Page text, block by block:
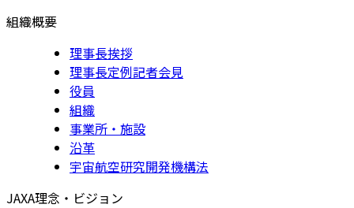
組織概要
理事長挨拶
理事長定例記者会見
役員
組織
事業所・施設
沿革
宇宙航空研究開発機構法
JAXA理念・ビジョン